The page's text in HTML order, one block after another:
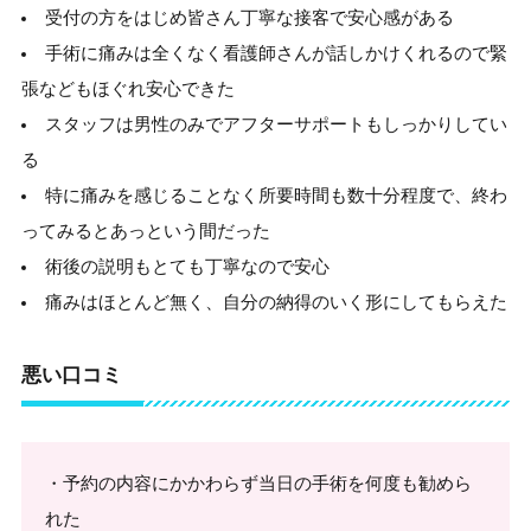
受付の方をはじめ皆さん丁寧な接客で安心感がある
手術に痛みは全くなく看護師さんが話しかけくれるので緊
張などもほぐれ安心できた
スタッフは男性のみでアフターサポートもしっかりしてい
る
特に痛みを感じることなく所要時間も数十分程度で、終わ
ってみるとあっという間だった
術後の説明もとても丁寧なので安心
痛みはほとんど無く、自分の納得のいく形にしてもらえた
悪い口コミ
・予約の内容にかかわらず当日の手術を何度も勧めら
れた